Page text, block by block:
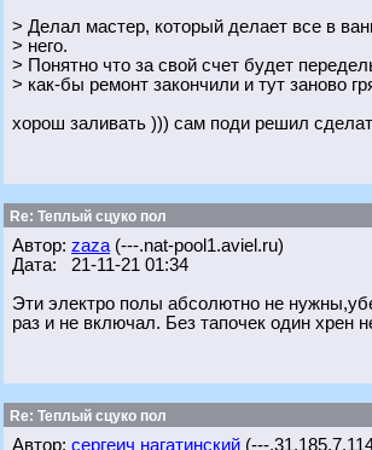
> Делал мастер, который делает все в
> него.
> Понятно что за свой счет будет
> как-бы ремонт закончили и тут заново
хорош заливать ))) сам поди решил
Re: Теплый сцуко пол
Автор: zaza (---.nat-pool1.aviel.ru)
Дата: 21-11-21 01:34
Эти электро полы абсолютно не
раз и не включал. Без тапочек один хрен
Re: Теплый сцуко пол
Автор: сергеич нагатинский (---